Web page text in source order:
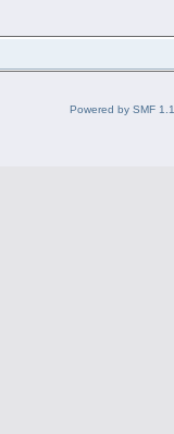
Powered by SMF